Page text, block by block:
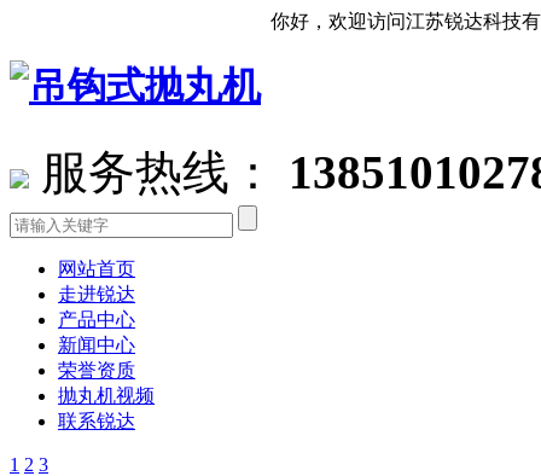
你好，欢迎访问江苏锐达科技有限公司官
服务热线：
网站首页
走进锐达
产品中心
新闻中心
荣誉资质
抛丸机视频
联系锐达
1 2 3